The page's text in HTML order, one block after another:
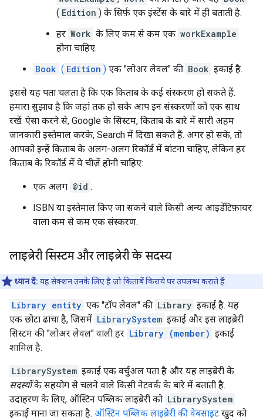
( Edition ) के सिर्फ़ एक इंस्टेंस के बारे में ही बताती है.
हर Work के लिए कम से कम एक workExample
होना चाहिए.
Book ( Edition ) एक "लोअर लेवल" की Book इकाई है.
इससे यह पता चलता है कि एक किताब के कई संस्करण हो सकते हैं.
हमारा सुझाव है कि जहां तक हो सके आप इन संस्करणों को एक साथ
रखें. ऐसा करने से, Google के सिस्टम, किताब के बारे में सारी अहम
जानकारी इस्तेमाल करके, Search में दिखा सकते हैं. अगर हो सके, तो
आपको इन्हें किताब के अलग-अलग रिकॉर्ड में बांटना चाहिए, लेकिन हर
किताब के रिकॉर्ड में ये चीज़ें होनी चाहिए:
एक अलग @id .
ISBN या इस्तेमाल किए जा सकने वाले किसी अन्य आइडेंटिफ़ायर
वाला कम से कम एक संस्करण.
लाइब्रेरी सिस्टम और लाइब्रेरी के सदस्य
ध्यान दें: यह सेक्शन उनके लिए है जो किताबें किराये पर उपलब्ध कराते हैं.
Library entity एक "टॉप लेवल" की Library इकाई है. यह
एक छोटा ढांचा है, जिसमें LibrarySystem इकाई और इस लाइब्रेरी
सिस्टम की "लोअर लेवल" वाली हर Library (member) इकाई
शामिल है.
LibrarySystem इकाई एक वर्चुअल पता है और यह लाइब्रेरी के
सदस्योंके सहयोग से चलने वाले किसी नेटवर्क के बारे में बताती है.
उदाहरण के लिए, ऑस्टिन पब्लिक लाइब्रेरी को LibrarySystem
इकाई माना जा सकता है. ऑस्टिन पब्लिक लाइब्रेरी की वेबसाइट खुद को